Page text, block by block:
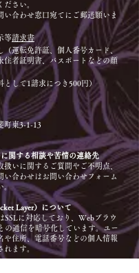
ださい。
い合わせ窓口宛てにご郵送願いま
等請求書
（運転免許証、個人番号カード、
住者証明書、パスポートなどの顔
として1請求につき500円）
町東3-1-13
関する相談や苦情の連絡先
扱いに関するご質問やご不明点、
い合わせはお問い合わせフォーム
。
Layer）について
SSLに対応しており、Webブラウ
の通信を暗号化しています。ユー
や住所、電話番号などの個人情報
れます。